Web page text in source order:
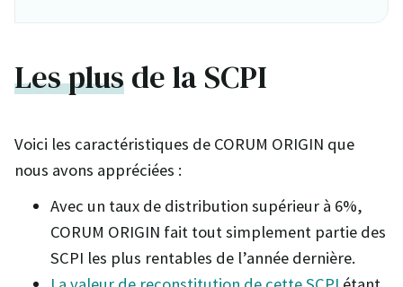
Les plusde la SCPI
Voici les caractéristiques de CORUM ORIGIN que
nous avons appréciées :
Avec un taux de distribution supérieur à 6%,
CORUM ORIGIN fait tout simplement partie des
SCPI les plus rentables de l’année dernière.